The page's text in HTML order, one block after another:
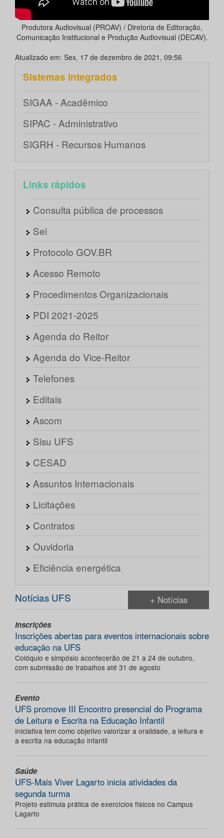
Produtora Audiovisual (PROAV) / Diretoria de Editoração,
Comunicação Institucional e Produção Audiovisual (DECAV).
Atualizado em: Sex, 17 de dezembro de 2021, 09:56
Sistemas integrados
SIGAA - Acadêmico
SIPAC - Administrativo
SIGRH - Recursos Humanos
Links rápidos
Consulta pública de processos
Sei
Protocolo GOV.BR
Acesso Remoto
Procedimentos Organizacionais
PDI 2021-2025
Agenda do Reitor
Agenda do Vice-Reitor
Telefones
Editais
Ascom
Sisu UFS
CESAD
Assuntos Internacionais
Licitações
Contratos
Ouvidoria
Eficiência energética
Notícias UFS + Notícias
Inscrições
Inscrições abertas para eventos internacionais sobre
educação na UFS
Colóquio e simpósio acontecerão de 21 a 24 de outubro,
com submissão de trabalhos até 31 de agosto
Evento
UFS promove III Encontro presencial do Programa
de Leitura e Escrita na Educação Infantil
Iniciativa tem como objetivo valorizar a oralidade, a leitura e
a escrita na educação infantil
Saúde
UFS-Mais Viver Lagarto inicia atividades da
segunda turma
Projeto estimula prática de exercícios físicos no Campus
Lagarto